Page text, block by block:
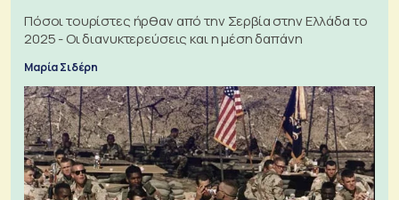
Πόσοι τουρίστες ήρθαν από την Σερβία στην Ελλάδα το
2025 - Οι διανυκτερεύσεις και η μέση δαπάνη
Μαρία Σιδέρη